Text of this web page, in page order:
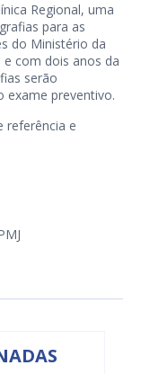
Regional, uma
para as
do Ministério da
e com dois anos da
serão
exame preventivo.
referência e